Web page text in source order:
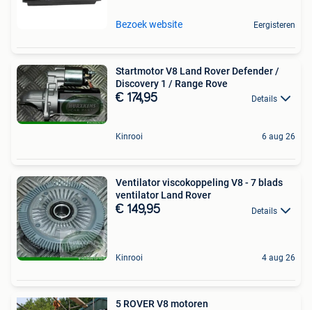
Bezoek website Eergisteren
Startmotor V8 Land Rover Defender /
Discovery 1 / Range Rove
€ 174,95 Details
Kinrooi 6 aug 26
Ventilator viscokoppeling V8 - 7 blads
ventilator Land Rover
€ 149,95 Details
Kinrooi 4 aug 26
5 ROVER V8 motoren